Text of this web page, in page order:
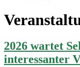
2026 wartet
interessanter